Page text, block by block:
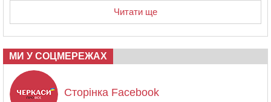
Читати ще
МИ У СОЦМЕРЕЖАХ
Сторінка Facebook